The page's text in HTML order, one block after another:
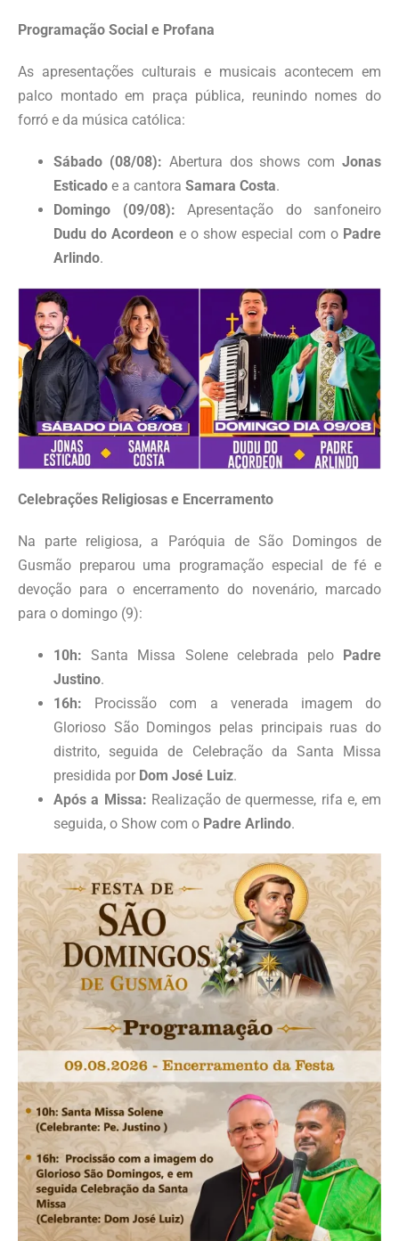
Programação Social e Profana
As apresentações culturais e musicais acontecem em
palco montado em praça pública, reunindo nomes do
forró e da música católica:
Sábado (08/08): Abertura dos shows comJonas
Esticado e a cantora Samara Costa.
Domingo (09/08): Apresentação do sanfoneiro
Dudu do Acordeon e o show especial com o Padre
Arlindo.
Celebrações Religiosas e Encerramento
Na parte religiosa, a Paróquia de São Domingos de
Gusmão preparou uma programação especial de fé e
devoção para o encerramento do novenário, marcado
para o domingo (9):
10h: Santa Missa Solene celebrada pelo Padre
Justino.
16h: Procissão com a venerada imagem do
Glorioso São Domingos pelas principais ruas do
distrito, seguida de Celebração da Santa Missa
presidida por Dom José Luiz.
Após a Missa: Realização de quermesse, rifa e, em
seguida, o Show com o Padre Arlindo.